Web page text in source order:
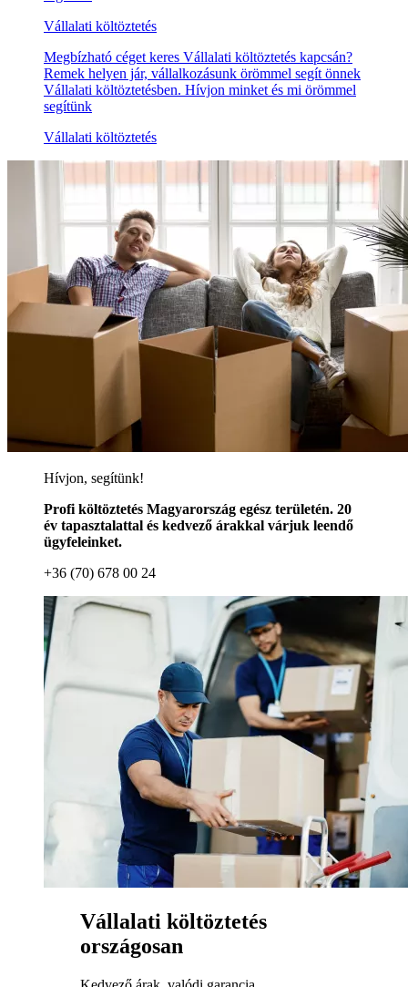
Vállalati költöztetés
Megbízható céget keres Vállalati költöztetés kapcsán?
Remek helyen jár, vállalkozásunk örömmel segít önnek
Vállalati költöztetésben. Hívjon minket és mi örömmel
segítünk
Vállalati költöztetés
Hívjon, segítünk!
Profi költöztetés Magyarország egész területén. 20
év tapasztalattal és kedvező árakkal várjuk leendő
ügyfeleinket.
+36 (70) 678 00 24
Vállalati költöztetés
országosan